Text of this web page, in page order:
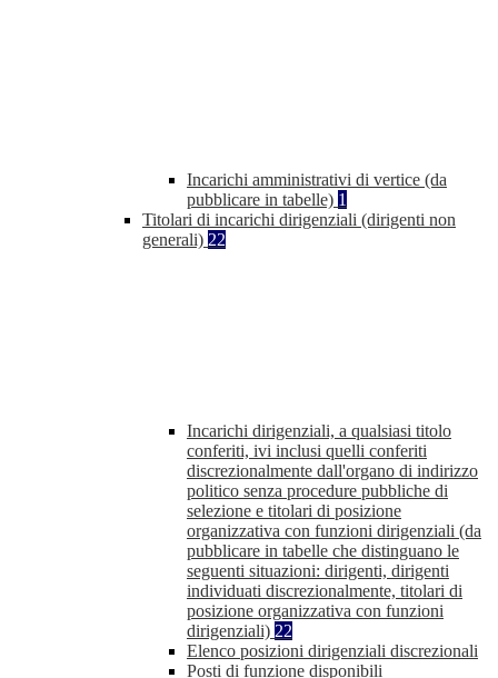
Incarichi amministrativi di vertice (da
pubblicare in tabelle) 1
Titolari di incarichi dirigenziali (dirigenti non
generali) 22
Incarichi dirigenziali, a qualsiasi titolo
conferiti, ivi inclusi quelli conferiti
discrezionalmente dall'organo di indirizzo
politico senza procedure pubbliche di
selezione e titolari di posizione
organizzativa con funzioni dirigenziali (da
pubblicare in tabelle che distinguano le
seguenti situazioni: dirigenti, dirigenti
individuati discrezionalmente, titolari di
posizione organizzativa con funzioni
dirigenziali) 22
Elenco posizioni dirigenziali discrezionali
Posti di funzione disponibili